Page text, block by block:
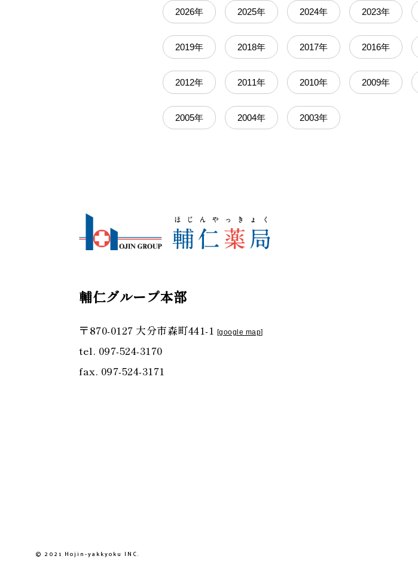
2026年 2025年 2024年 2023年
2019年 2018年 2017年 2016年
2012年 2011年 2010年 2009年
2005年 2004年 2003年
輔仁グループ本部
〒870-0127 大分市森町441-1 [google map]
tel. 097-524-3170
fax. 097-524-3171
© 2021 Hojin-yakkyoku INC.